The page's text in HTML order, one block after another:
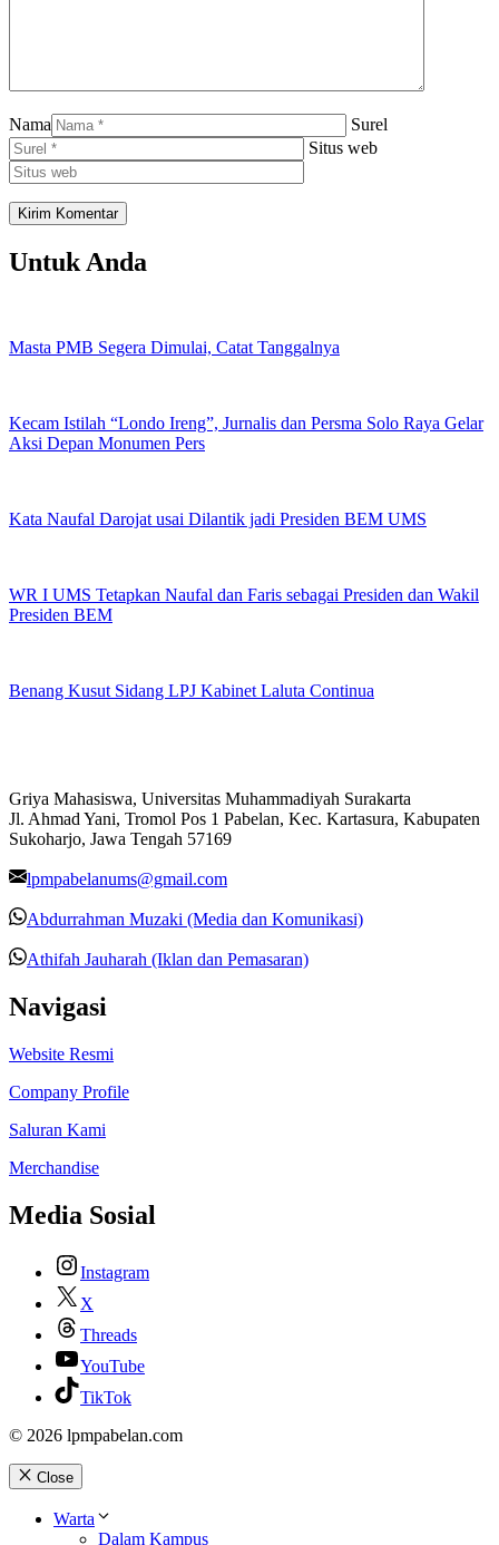
Nama
Surel
Situs web
Untuk Anda
Masta PMB Segera Dimulai, Catat Tanggalnya
Kecam Istilah “Londo Ireng”, Jurnalis dan Persma Solo Raya Gelar
Aksi Depan Monumen Pers
Kata Naufal Darojat usai Dilantik jadi Presiden BEM UMS
WR I UMS Tetapkan Naufal dan Faris sebagai Presiden dan Wakil
Presiden BEM
Benang Kusut Sidang LPJ Kabinet Laluta Continua
Griya Mahasiswa, Universitas Muhammadiyah Surakarta
Jl. Ahmad Yani, Tromol Pos 1 Pabelan, Kec. Kartasura, Kabupaten
Sukoharjo, Jawa Tengah 57169
lpmpabelanums@gmail.com
Abdurrahman Muzaki (Media dan Komunikasi)
Athifah Jauharah (Iklan dan Pemasaran)
Navigasi
Website Resmi
Company Profile
Saluran Kami
Merchandise
Media Sosial
Instagram
X
Threads
YouTube
TikTok
© 2026 lpmpabelan.com
Close
Warta
Dalam Kampus